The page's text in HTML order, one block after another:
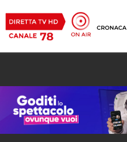
CRONACA